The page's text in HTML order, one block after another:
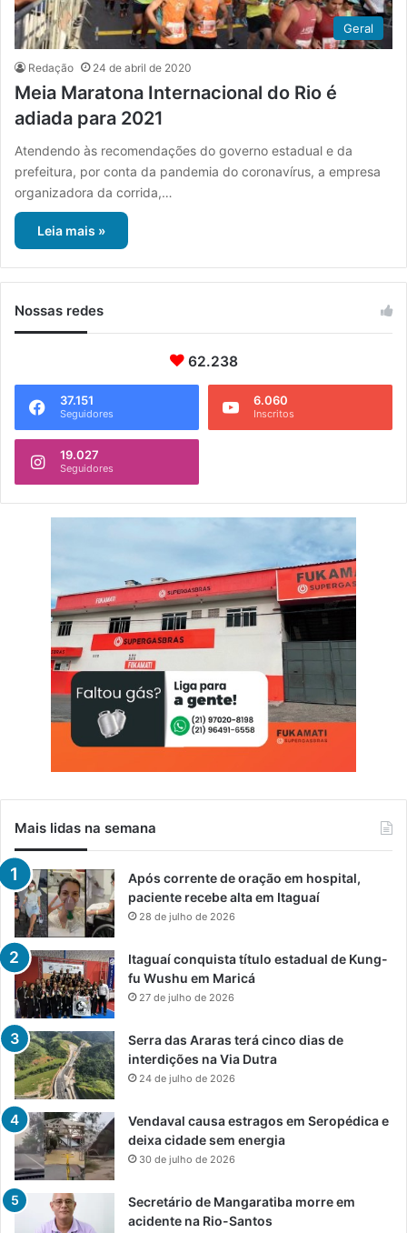
Geral
Redação 24 de abril de 2020
Meia Maratona Internacional do Rio é
adiada para 2021
Atendendo às recomendações do governo estadual e da
prefeitura, por conta da pandemia do coronavírus, a empresa
organizadora da corrida,…
Leia mais »
Nossas redes
62.238
37.151
Seguidores
6.060
Inscritos
19.027
Seguidores
Mais lidas na semana
Após corrente de oração em hospital,
paciente recebe alta em Itaguaí
28 de julho de 2026
Itaguaí conquista título estadual de Kung-
fu Wushu em Maricá
27 de julho de 2026
Serra das Araras terá cinco dias de
interdições na Via Dutra
24 de julho de 2026
Vendaval causa estragos em Seropédica e
deixa cidade sem energia
30 de julho de 2026
Secretário de Mangaratiba morre em
acidente na Rio-Santos